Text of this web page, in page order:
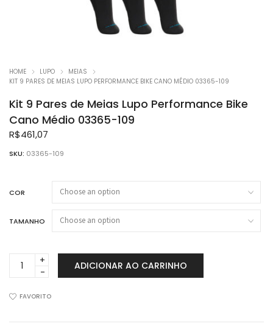
HOME LUPO
MEIAS
KIT 9 PARES DE MEIAS LUPO PERFORMANCE BIKE CANO MÉDIO 03365-109
Kit 9 Pares de Meias Lupo Performance Bike
Cano Médio 03365-109
R$461,07
SKU: 03365-109
COR
TAMANHO
de
ADICIONAR AO CARRINHO
FAVORITO